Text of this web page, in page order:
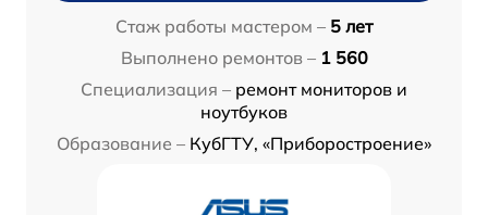
Стаж работы мастером – 5 лет
Выполнено ремонтов – 1 560
Специализация – ремонт мониторов и
ноутбуков
Образование – КубГТУ, «Приборостроение»